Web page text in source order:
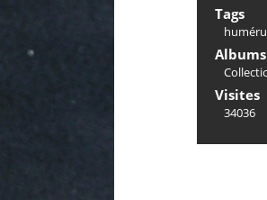
Tags
Albums
Visites
34036